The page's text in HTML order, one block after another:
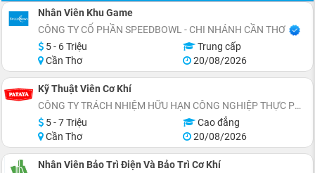
Nhân Viên Khu Game
CÔNG TY CỔ PHẦN SPEEDBOWL - CHI NHÁNH CẦN THƠ
5 - 6 Triệu
Trung cấp
Cần Thơ
20/08/2026
Kỹ Thuật Viên Cơ Khí
CÔNG TY TRÁCH NHIỆM HỮU HẠN CÔNG NGHIỆP THỰC PHẨM PATAYA (VIỆT NAM)
5 - 7 Triệu
Cao đẳng
Cần Thơ
20/08/2026
Nhân Viên Bảo Trì Điện Và Bảo Trì Cơ Khí